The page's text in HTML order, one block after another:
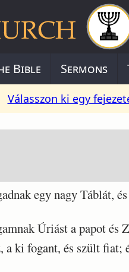
Bible Sermons
Válasszon ki egy
egy nagy Táblát,
Úriást a papot és
a ki fogant, és szült